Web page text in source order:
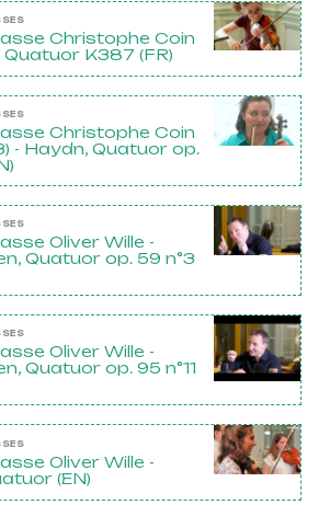
Christophe Coin
K387 (FR)
Christophe Coin
- Haydn, Quatuor op.
Oliver Wille -
Quatuor op. 59 n°3
Oliver Wille -
Quatuor op. 95 n°11
Oliver Wille -
(EN)